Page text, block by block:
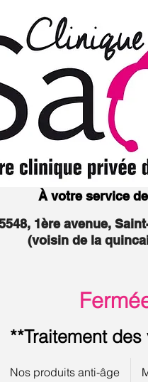
À votre service
1ère avenue,
(voisin de la
**Traitement
Nos produits anti-âge